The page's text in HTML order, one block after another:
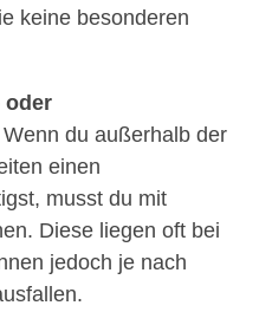
keine besonderen
oder
Wenn du außerhalb der
einen
musst du mit
Diese liegen oft bei
jedoch je nach